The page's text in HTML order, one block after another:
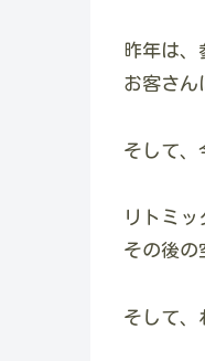
昨年は
お客さん
そして、
リトミッ
その後の
そして、